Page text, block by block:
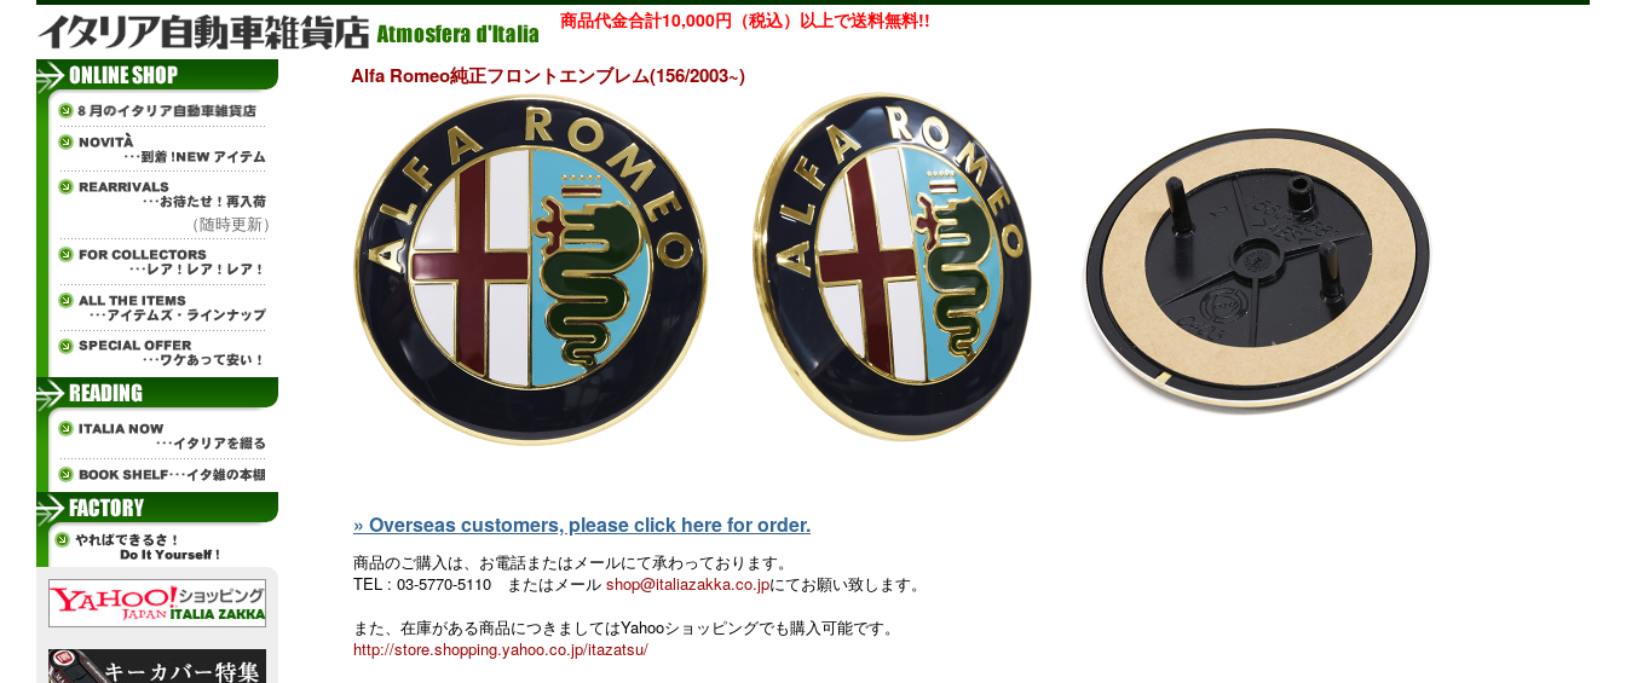
商品代金合計10,000円（税込）以上で送料無料!!
（随時更新）
Alfa Romeo純正フロントエンブレム(156/2003~)
» Overseas customers, please click here for order.
商品のご購入は、お電話またはメールにて承わっております。
TEL : 03-5770-5110 またはメール shop@italiazakka.co.jpにてお願い致します。
また、在庫がある商品につきましてはYahooショッピングでも購入可能です。
http://store.shopping.yahoo.co.jp/itazatsu/